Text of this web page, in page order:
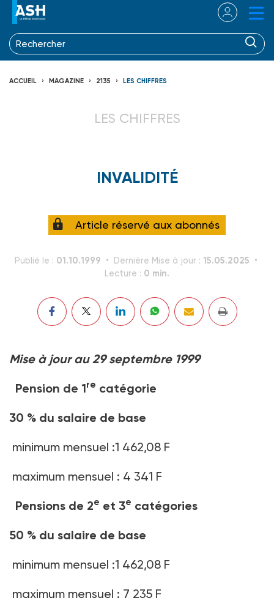
ACCUEIL MAGAZINE 2135 LES CHIFFRES
LES CHIFFRES
INVALIDITÉ
Article réservé aux abonnés
Publié le : 01.10.1999 Dernière Mise à jour : 15.05.2025
Lecture : 0 min.
Mise à jour au 29 septembre 1999
Pension de 1re catégorie
30 % du salaire de base
minimum mensuel :1 462,08 F
maximum mensuel : 4 341 F
Pensions de 2e et 3e catégories
50 % du salaire de base
minimum mensuel :1 462,08 F
maximum mensuel : 7 235 F